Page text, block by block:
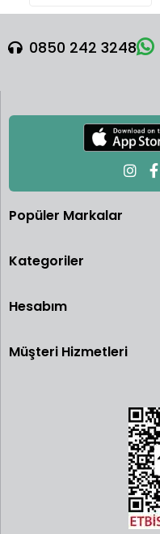
0850 242 3248
Popüler Markalar
Kategoriler
Hesabım
Müşteri Hizmetleri